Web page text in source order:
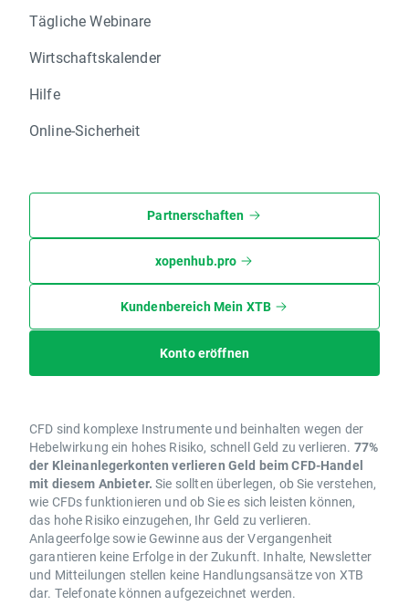
Tägliche Webinare
Wirtschaftskalender
Hilfe
Online-Sicherheit
Partnerschaften
xopenhub.pro
Kundenbereich Mein XTB
Konto eröffnen
CFD sind komplexe Instrumente und beinhalten wegen der
Hebelwirkung ein hohes Risiko, schnell Geld zu verlieren. 77%
der Kleinanlegerkonten verlieren Geld beim CFD-Handel
mit diesem Anbieter. Sie sollten überlegen, ob Sie verstehen,
wie CFDs funktionieren und ob Sie es sich leisten können,
das hohe Risiko einzugehen, Ihr Geld zu verlieren.
Anlageerfolge sowie Gewinne aus der Vergangenheit
garantieren keine Erfolge in der Zukunft. Inhalte, Newsletter
und Mitteilungen stellen keine Handlungsansätze von XTB
dar. Telefonate können aufgezeichnet werden.